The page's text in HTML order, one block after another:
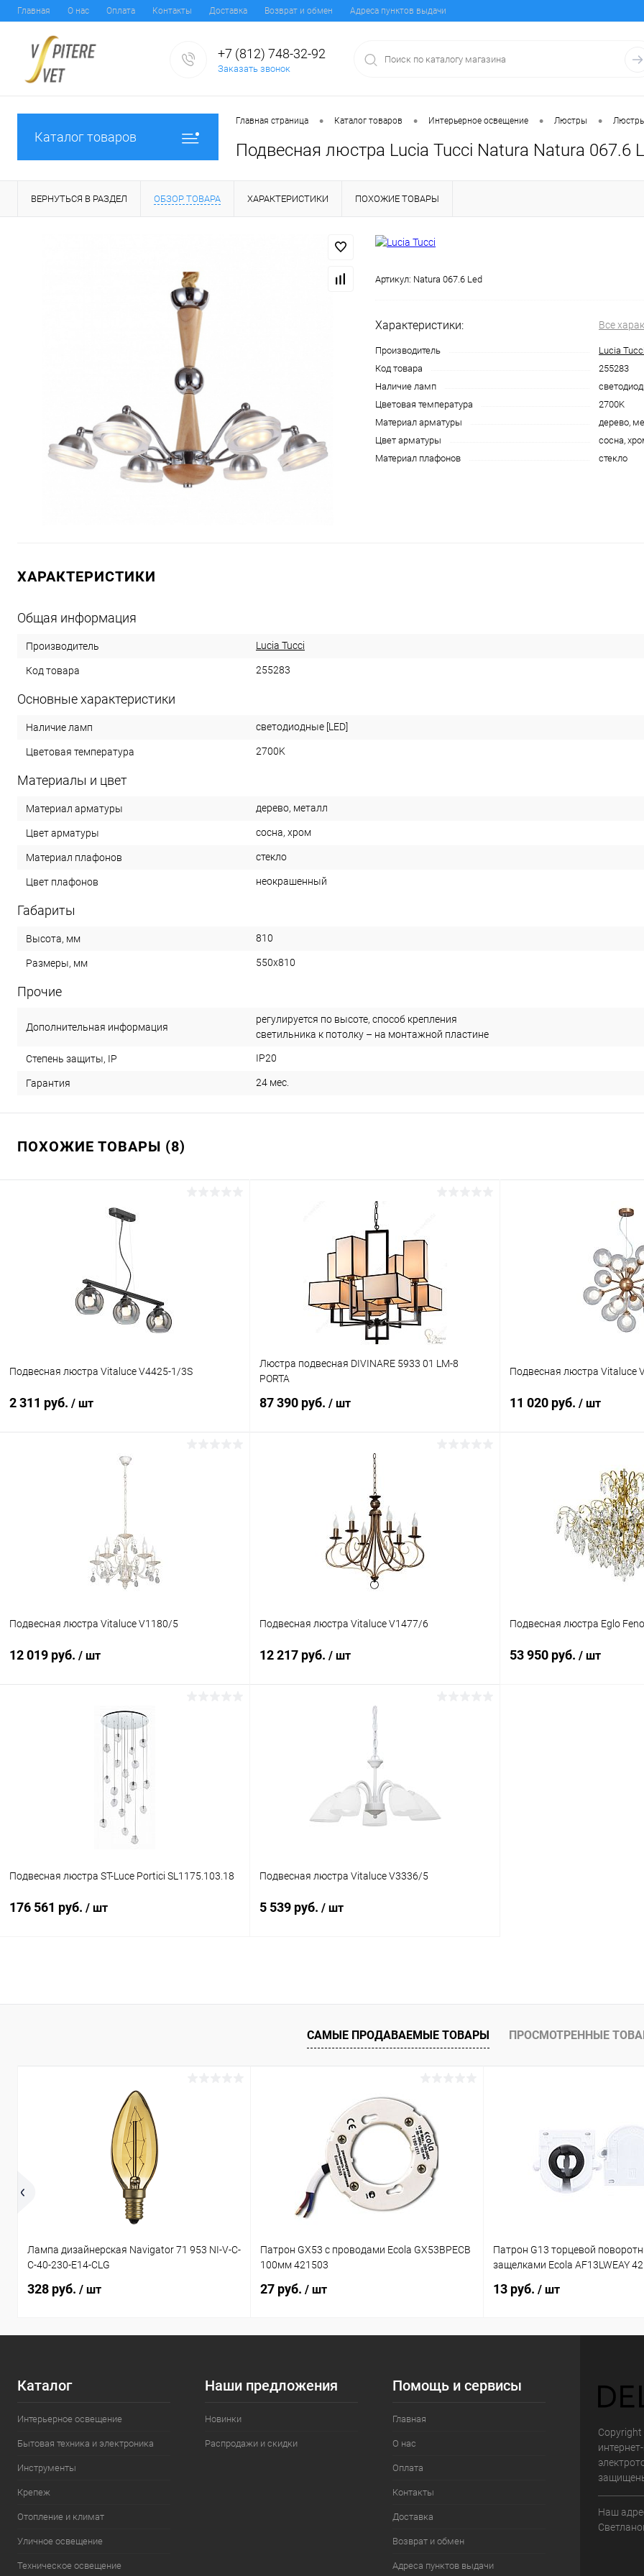
Главная О нас Оплата Контакты Доставка Возврат и обмен Адреса пунктов выдачи
+7 (812) 748-32-92
Заказать звонок
Каталог товаров
Главная страница • Каталог товаров • Интерьерное освещение • Люстры •
Подвесная люстра Lucia Tucci Natura Natura 067.6
ВЕРНУТЬСЯ В РАЗДЕЛ ОБЗОР ТОВАРА ХАРАКТЕРИСТИКИ ПОХОЖИЕ ТОВАРЫ
Артикул: Natura 067.6 Led
Характеристики: Все
Производитель
Lucia Tucci
Код товара
255283
Наличие ламп
Цветовая температура
2700K
Материал арматуры
дерево,
Цвет арматуры
сосна,
Материал плафонов
стекло
ХАРАКТЕРИСТИКИ
Общая информация
Производитель Lucia Tucci
Код товара 255283
Основные характеристики
Наличие ламп светодиодные [LED]
Цветовая температура 2700K
Материалы и цвет
Материал арматуры дерево, металл
Цвет арматуры сосна, хром
Материал плафонов стекло
Цвет плафонов неокрашенный
Габариты
Высота, мм 810
Размеры, мм 550x810
Прочие
Дополнительная информация
регулируется по высоте, способ крепления
светильника к потолку – на монтажной пластине
Степень защиты, IP IP20
Гарантия 24 мес.
ПОХОЖИЕ ТОВАРЫ (8)
Подвесная люстра Vitaluce V4425-1/3S
2 311 руб. / шт
В корзину
Люстра подвесная DIVINARE 5933 01 LM-8
PORTA
87 390 руб. / шт
В корзину
В наличии
Подвесная люстра Vitaluce
11 020 руб. / шт
Купить в 1 клик
В избранное
Подвесная люстра Vitaluce V1180/5
12 019 руб. / шт
В корзину
Подвесная люстра Vitaluce V1477/6
12 217 руб. / шт
В корзину
Подвесная люстра Eglo
53 950 руб. / шт
Подвесная люстра ST-Luce Portici SL1175.103.18
176 561 руб. / шт
Купить в 1 клик Сравнение
Подвесная люстра Vitaluce V3336/5
5 539 руб. / шт
Купить в 1 клик Сравнение
В избранное В наличии
САМЫЕ ПРОДАВАЕМЫЕ ТОВАРЫ ПРОСМОТРЕННЫЕ
Лампа дизайнерская Navigator 71 953 NI-V-C-
C-40-230-E14-CLG
328 руб. / шт
Патрон GX53 с проводами Ecola GX53BPECB
100мм 421503
27 руб. / шт
Патрон G13 торцевой
защелками Ecola AF13LWEAY
13 руб. / шт
Каталог
Интерьерное освещение
Бытовая техника и электроника
Инструменты
Крепеж
Отопление и климат
Уличное освещение
Техническое освещение
Наши предложения
Новинки
Распродажи и скидки
Помощь и сервисы
Главная
О нас
Оплата
Контакты
Доставка
Возврат и обмен
Адреса пунктов выдачи
Наш